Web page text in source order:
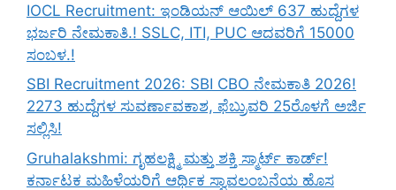
IOCL Recruitment: ಇಂಡಿಯನ್ ಆಯಿಲ್ 637 ಹುದ್ದೆಗಳ
ಭರ್ಜರಿ ನೇಮಕಾತಿ.! SSLC, ITI, PUC ಆದವರಿಗೆ 15000
ಸಂಬಳ.!
SBI Recruitment 2026: SBI CBO ನೇಮಕಾತಿ 2026!
2273 ಹುದ್ದೆಗಳ ಸುವರ್ಣಾವಕಾಶ, ಫೆಬ್ರುವರಿ 25ರೊಳಗೆ ಅರ್ಜಿ
ಸಲ್ಲಿಸಿ!
Gruhalakshmi: ಗೃಹಲಕ್ಷ್ಮಿ ಮತ್ತು ಶಕ್ತಿ ಸ್ಮಾರ್ಟ್ ಕಾರ್ಡ್!
ಕರ್ನಾಟಕ ಮಹಿಳೆಯರಿಗೆ ಆರ್ಥಿಕ ಸ್ವಾವಲಂಬನೆಯ ಹೊಸ